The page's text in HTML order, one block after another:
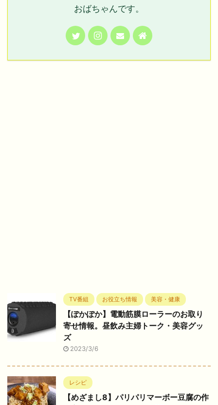
おばちゃんです。
TV番組 お役立ち情報 美容・健康
【ぽかぽか】電動筋膜ローラーのお取り
寄せ情報。昼飲み主婦トーク・美容グッ
ズ
2023/3/6
レシピ
【めざまし8】パリパリマーボー豆腐の作